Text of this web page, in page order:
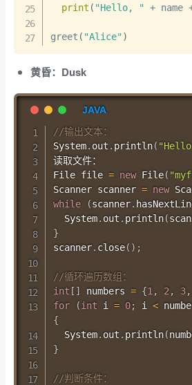
print ( "Hello, " + name
greet ( "Alice")
黄昏：Dusk
//输出文本：
System. out . println(
File file = new File(
Scanner scanner = new
while
(scanner.
System. out . println(
}
scanner. close( ) ;
//循环遍历数组：
int [ ] numbers = {1 , 2 , 3,
for
(int i = 0; i <
{
System. out . println(
}
//判断条件：